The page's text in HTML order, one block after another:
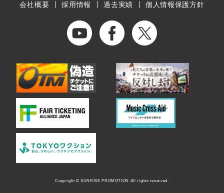
会社概要 採用情報 過去実績 個人情報保護方針
Copyright © SUNRISE PROMOTION All rights reserved.